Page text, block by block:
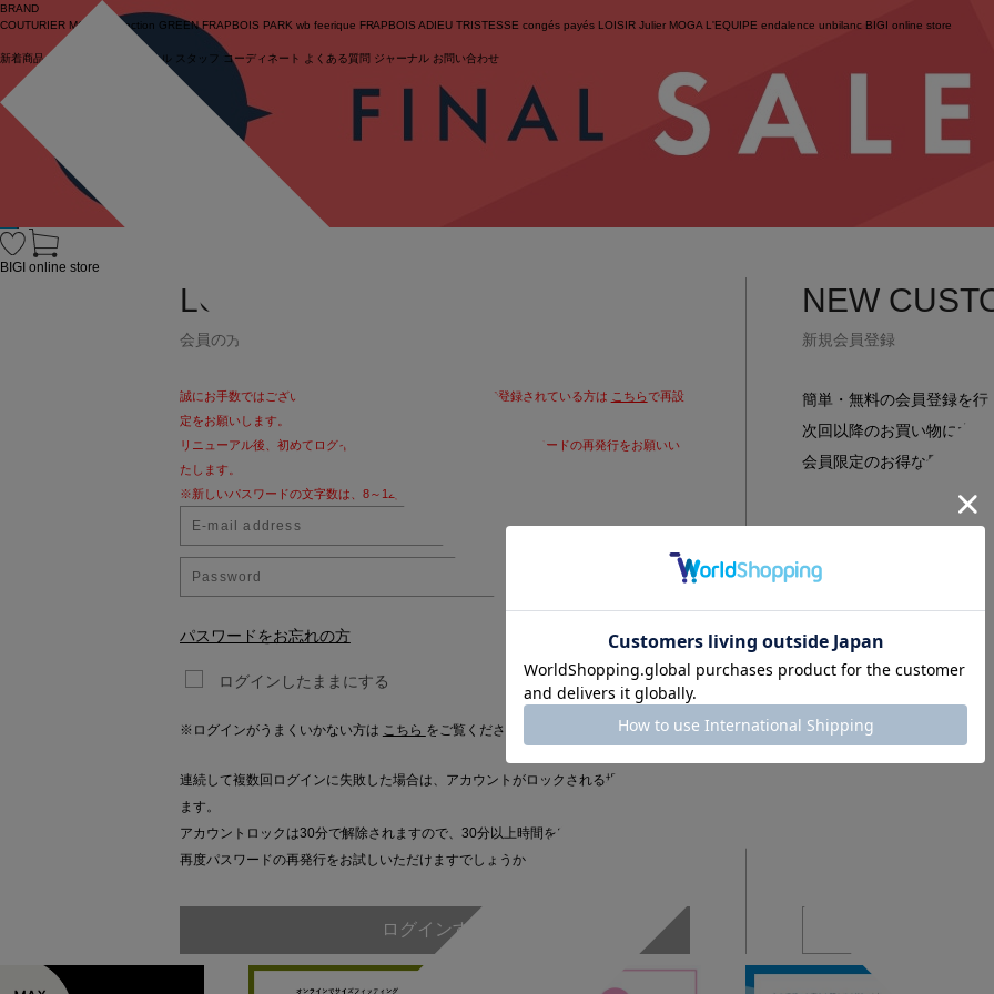
BRAND
COUTURIER MOGA Collection GREEN FRAPBOIS PARK wb feerique FRAPBOIS ADIEU TRISTESSE congés payés LOISIR Julier MOGA L'EQUIPE endalence unbilanc BIGI online store
新着商品 (ライブ) セール スタッフ コーディネート よくある質問 ジャーナル お問い合わせ
BIGI online store
LOG IN
会員の方
誠にお手数ではございますが、パスワードを13文字以上で登録されている方は こちらで再設
定をお願いします。
リニューアル後、初めてログインされるお客様も
よりパスワードの再発行をお願いい
たします。
※新しいパスワードの文字数は、8～12文字となります。
パスワードをお忘れの方
ログインしたままにする
※ログインがうまくいかない方は こちら をご覧ください
連続して複数回ログインに失敗した場合は、アカウントがロックされる場合がござい
ます。
アカウントロックは30分で解除されますので、30分以上時間を空けてから
再度パスワードの再発行をお試しいただけますでしょうか。
ログインする
NEW
新規会員登録
簡単・無料の会員登録を行
次回以降のお買い物に大変
会員限定のお得な最新情報